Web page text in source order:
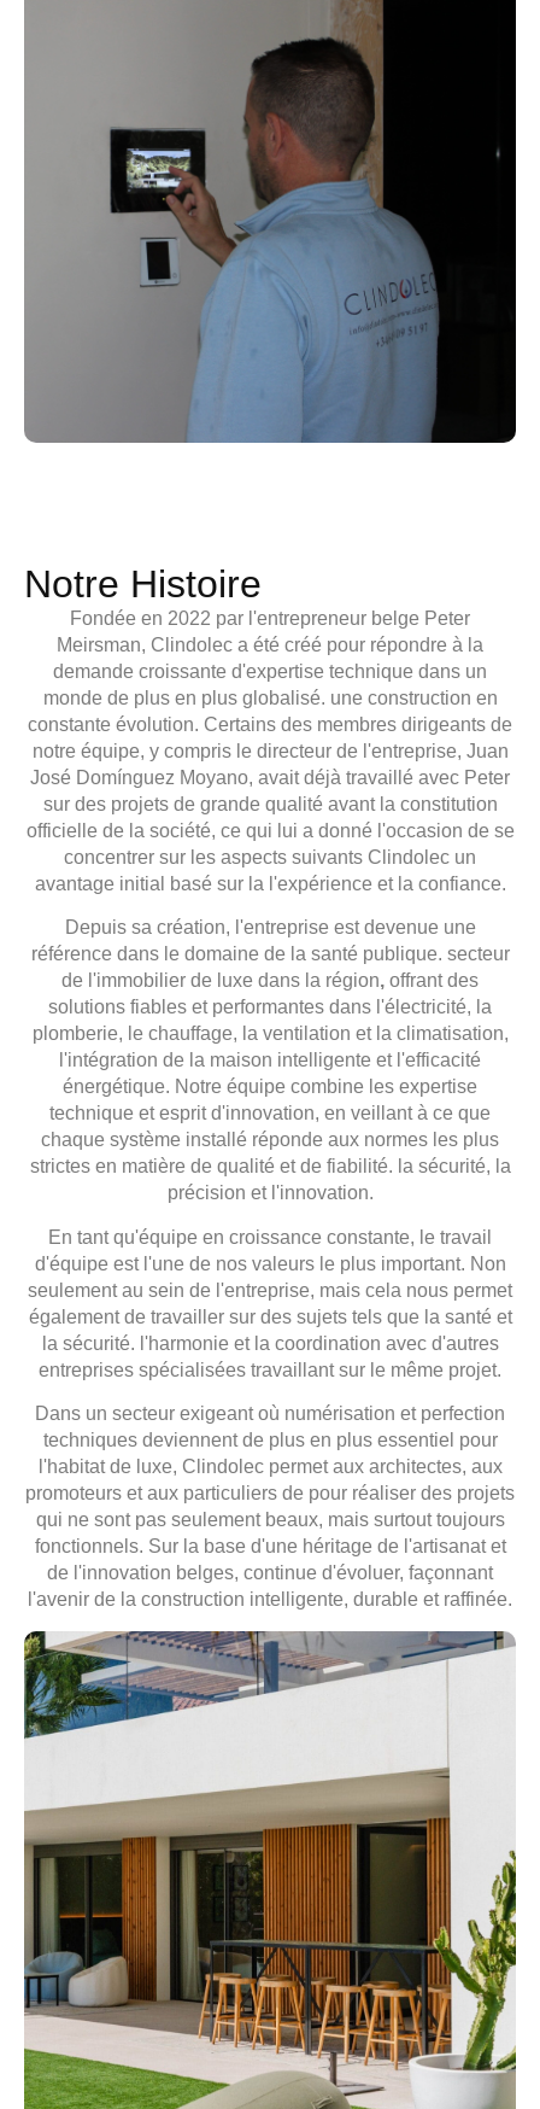
Notre Histoire
Fondée en 2022 par l'entrepreneur belge Peter
Meirsman, Clindolec a été créé pour répondre à la
demande croissante d'expertise technique dans un
monde de plus en plus globalisé. une construction en
constante évolution. Certains des membres dirigeants de
notre équipe, y compris le directeur de l'entreprise, Juan
José Domínguez Moyano, avait déjà travaillé avec Peter
sur des projets de grande qualité avant la constitution
officielle de la société, ce qui lui a donné l'occasion de se
concentrer sur les aspects suivants Clindolec un
avantage initial basé sur la l'expérience et la confiance.
Depuis sa création, l'entreprise est devenue une
référence dans le domaine de la santé publique. secteur
de l'immobilier de luxe dans la région, offrant des
solutions fiables et performantes dans l'électricité, la
plomberie, le chauffage, la ventilation et la climatisation,
l'intégration de la maison intelligente et l'efficacité
énergétique. Notre équipe combine les expertise
technique et esprit d'innovation, en veillant à ce que
chaque système installé réponde aux normes les plus
strictes en matière de qualité et de fiabilité. la sécurité, la
précision et l'innovation.
En tant qu'équipe en croissance constante, le travail
d'équipe est l'une de nos valeursle plus important. Non
seulement au sein de l'entreprise, mais cela nous permet
également de travailler sur des sujets tels que la santé et
la sécurité. l'harmonie et la coordination avec d'autres
entreprises spécialisées travaillant sur le même projet.
Dans un secteur exigeant où numérisation et perfection
techniques deviennent de plus en plus essentiel pour
l'habitat de luxe, Clindolec permet aux architectes, aux
promoteurs et aux particuliers de pour réaliser des projets
qui ne sont pas seulement beaux, mais surtout toujours
fonctionnels. Sur la base d'une héritage de l'artisanat et
de l'innovation belges, continue d'évoluer, façonnant
l'avenir de la construction intelligente, durable et raffinée.